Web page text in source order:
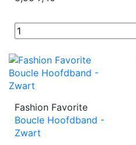
Fashion Favorite
Boucle Hoofdband -
Zwart